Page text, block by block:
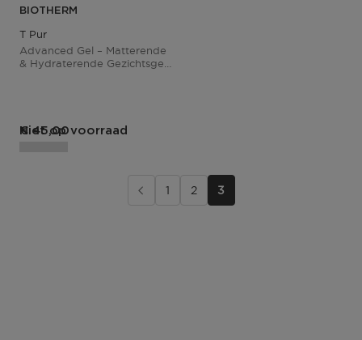
Niet op voorraad
BIOTHERM
T Pur
Advanced Gel – Matterende
& Hydraterende Gezichtsgel
€ 45,00
1 2 3